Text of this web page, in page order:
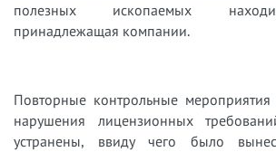
полезных ископаемых
принадлежащая компании.
Повторные контрольные мероприятия
нарушения лицензионных
устранены, ввиду чего было